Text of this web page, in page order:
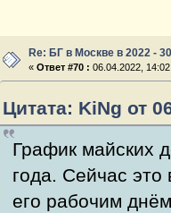
Re: БГ в Москве в 2022 -
«Ответ #70 : 06.04.2022,
Цитата: KiNg от
График майских
года. Сейчас это
его рабочим